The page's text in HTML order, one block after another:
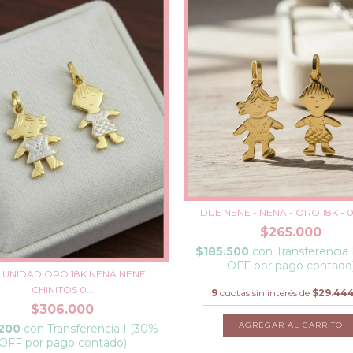
UNIDAD ORO 18K NENA NENE
CHINITOS 0...
$306.000
con Transferencia I (30%
OFF por pago contado)
DIJE NENE - NENA - ORO 18K -
$265.000
$185.500 con Transferencia
OFF por pago
9 cuotas sin interés de